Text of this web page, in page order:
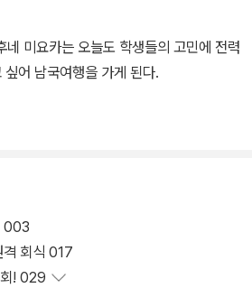
네 미요카는 오늘도 학생들의 고민에 전력
어 남국여행을 가게 된다.
003
회식 017
! 029